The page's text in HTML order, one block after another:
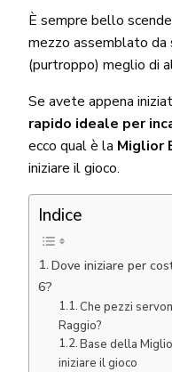
È sempre bello
mezzo assemblato da
(purtroppo) meglio di
Se avete appena
rapido ideale per
ecco qual è la Miglior
iniziare il gioco.
Indice
Dove iniziare per
6?
Che pezzi
Raggio?
Base della
iniziare il gioco